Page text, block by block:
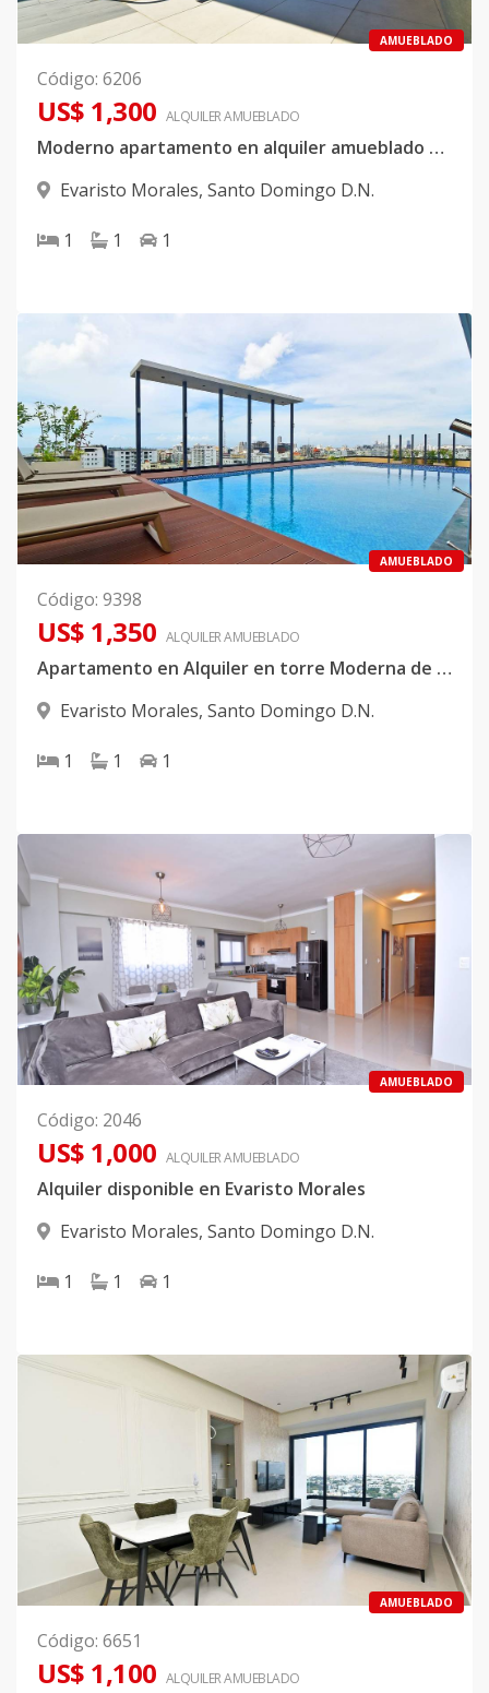
AMUEBLADO
Código: 6206
US$ 1,300 ALQUILERAMUEBLADO
Moderno apartamento en alquiler amueblado en Evaristo Morales
Evaristo Morales, Santo Domingo D.N.
1 1 1
AMUEBLADO
Código: 9398
US$ 1,350 ALQUILERAMUEBLADO
Apartamento en Alquiler en torre Moderna de Bella Vista
Evaristo Morales, Santo Domingo D.N.
1 1 1
AMUEBLADO
Código: 2046
US$ 1,000 ALQUILERAMUEBLADO
Alquiler disponible en Evaristo Morales
Evaristo Morales, Santo Domingo D.N.
1 1 1
AMUEBLADO
Código: 6651
US$ 1,100 ALQUILERAMUEBLADO